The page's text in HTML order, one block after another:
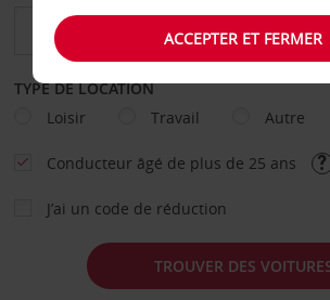
TYPE DE LOCATION
Loisir
Travail Autre
Conducteur âgé de plus de 25 ans
J’ai un code de réduction
TROUVER DES
ACCEPTER ET FERMER